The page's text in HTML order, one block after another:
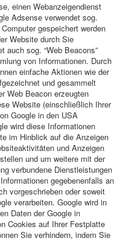
einen Webanzeigendienst
Adsense verwendet sog.
gespeichert werden
Website durch Sie
auch sog. “Web Beacons”
von Informationen. Durch
einfache Aktionen wie der
und gesammelt
Web Beacon erzeugten
Website (einschließlich Ihrer
Google in den USA
wird diese Informationen
im Hinblick auf die Anzeigen
und Anzeigen
und um weitere mit der
verbundene Dienstleistungen
gegebenenfalls an
vorgeschrieben oder soweit
verarbeiten. Google wird in
Daten der Google in
Cookies auf Ihrer Festplatte
Sie verhindern, indem Sie